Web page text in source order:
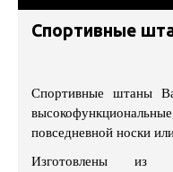
Cпортивные
Cпортивные штаны
повседневной носки
Изготовлены из